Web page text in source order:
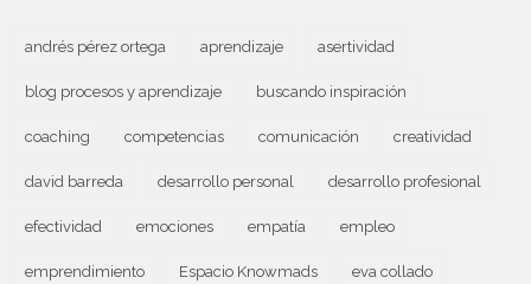
andrés pérez ortega aprendizaje asertividad
blog procesos y aprendizaje buscando inspiración
coaching competencias comunicación creatividad
david barreda desarrollo personal desarrollo profesional
efectividad emociones empatía empleo
emprendimiento Espacio Knowmads eva collado